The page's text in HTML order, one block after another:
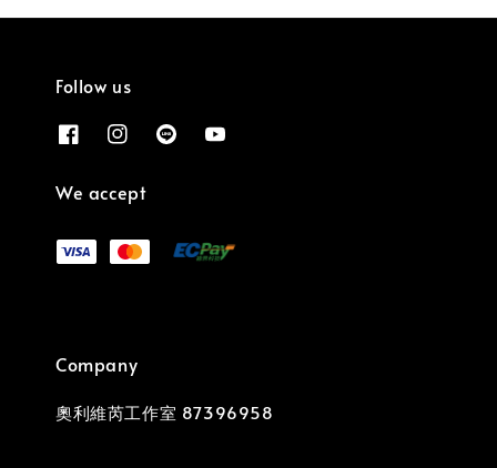
Follow us
We accept
Company
奧利維芮工作室 87396958